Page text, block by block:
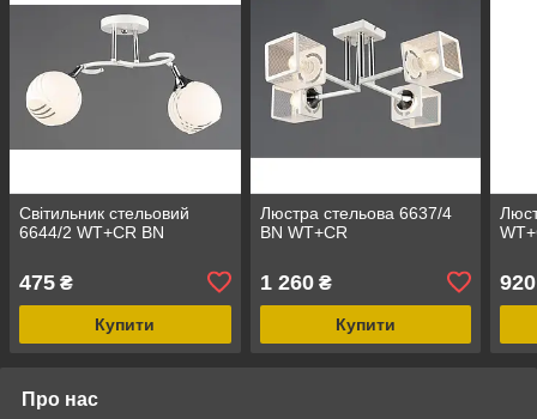
Світильник стельовий
6644/2 WT+CR BN
475 ₴
Купити
Люстра стельова 6637/4
ВN WT+CR
1 260₴
Купити
920
Про нас